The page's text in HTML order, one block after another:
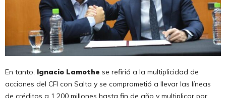
En tanto, Ignacio Lamothe se refirió a la multiplicidad de
acciones del CFI con Salta y se comprometió a llevar las líneas
de créditos a 1.200 millones hasta fin de año y multiplicar por